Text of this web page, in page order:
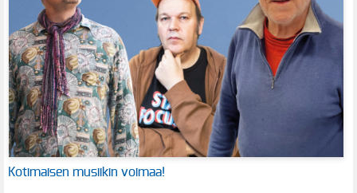
Kotimaisen musiikin voimaa!